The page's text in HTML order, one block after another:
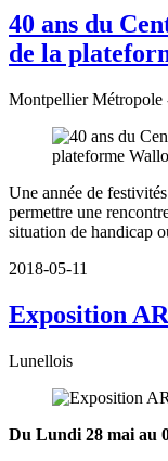
40 ans du
de la
Montpellier Métropole
Une année de
permettre une
situation de handicap
2018-05-11
Exposition
Lunellois
Du Lundi 28 mai au